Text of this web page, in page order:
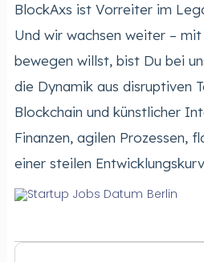
BlockAxs ist Vorreiter im
Und wir wachsen weiter –
bewegen willst, bist Du bei
die Dynamik aus disruptiven
Blockchain und künstlicher
Finanzen, agilen Prozessen,
einer steilen
Berlin